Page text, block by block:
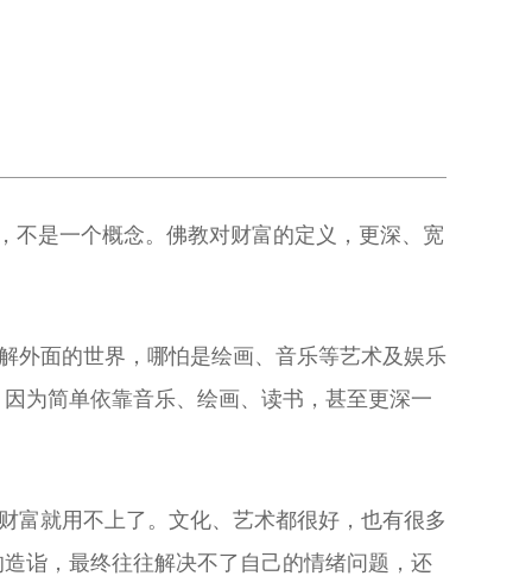
是一个概念。佛教对财富的定义，更深、宽
面的世界，哪怕是绘画、音乐等艺术及娱乐
为简单依靠音乐、绘画、读书，甚至更深一
就用不上了。文化、艺术都很好，也有很多
诣，最终往往解决不了自己的情绪问题，还